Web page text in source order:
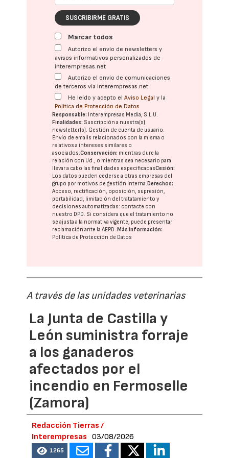
SUSCRIBIRME GRATIS
Marcar todos
Autorizo el envío de newsletters y
avisos informativos personalizados de
interempresas.net
Autorizo el envío de comunicaciones
de terceros vía interempresas.net
He leído y acepto elAviso Legal y la
Política de Protección de Datos
Responsable: Interempresas Media, S.L.U.
Finalidades: Suscripción a nuestra(s)
newsletter(s). Gestión de cuenta de usuario.
Envío de emails relacionados con la misma o
relativos a intereses similares o
asociados.Conservación: mientras dure la
relación con Ud., o mientras sea necesario para
llevar a cabo las finalidades especificadasCesión:
Los datos pueden cederse a otras empresas del
grupo por motivos de gestión interna. Derechos:
Acceso, rectificación, oposición, supresión,
portabilidad, limitación del tratatamiento y
decisiones automatizadas: contacte con
nuestro DPD. Si considera que el tratamiento no
se ajusta a la normativa vigente, puede presentar
reclamación ante laAEPD. Más información:
Política de Protección de Datos
A través de las unidades veterinarias
La Junta de Castilla y
León suministra forraje
a los ganaderos
afectados por el
incendio en Fermoselle
(Zamora)
Redacción Tierras /
Interempresas
03/08/2026
1265